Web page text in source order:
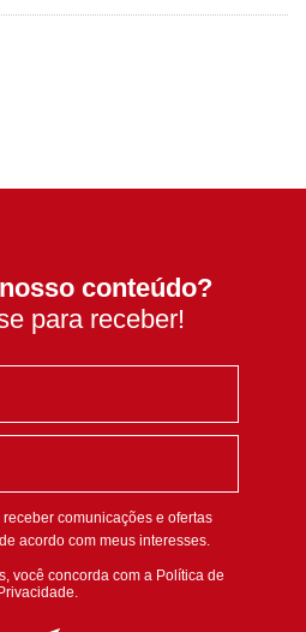
conteúdo?
para receber!
comunicações e ofertas
acordo com meus interesses.
você concorda com a Política de
.